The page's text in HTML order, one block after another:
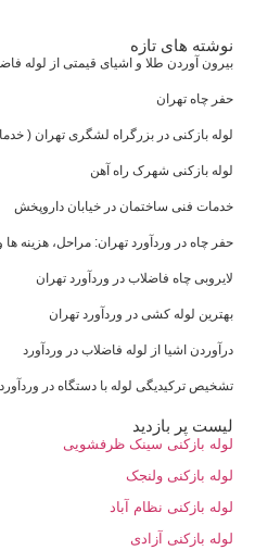
نوشته های تازه
بیرون آوردن طلا و اشیای قیمتی از لوله
حفر چاه تهران
لوله بازکنی در بزرگراه لشگری تهران (
لوله بازکنی شهرک راه آهن
خدمات فنی ساختمان در خیابان داروپخش
حفر چاه در وردآورد تهران: مراحل، هزینه‌
لایروبی چاه فاضلاب در وردآورد تهران
بهترین لوله کشی در وردآورد تهران
درآوردن اشیا از لوله فاضلاب در وردآورد
تشخیص ترکیدیگی لوله با دستگاه در وردآورد
لیست پر بازدید
لوله بازکنی سینک ظرفشویی
لوله بازکنی ولنجک
لوله بازکنی نظام آباد
لوله بازکنی آزادی